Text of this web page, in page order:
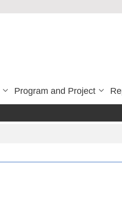
Program and Project